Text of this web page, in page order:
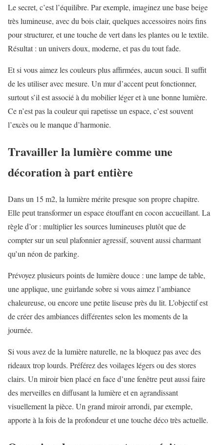
Le secret, c’est l’équilibre. Par exemple, imaginez une base beige
très lumineuse, avec du bois clair, quelques accessoires noirs fins
pour structurer, et une touche de vert dans les plantes ou le textile.
Résultat : un univers doux, moderne, et pas du tout fade.
Et si vous aimez les couleurs plus affirmées, aucun souci. Il suffit
de les utiliser avec mesure. Un mur d’accent peut fonctionner,
surtout s’il est associé à du mobilier léger et à une bonne lumière.
Ce n’est pas la couleur qui rapetisse un espace, c’est souvent
l’excès ou le manque d’harmonie.
Travailler la lumière comme une
décoration à part entière
Dans un 15 m2, la lumière mérite presque son propre chapitre.
Elle peut transformer un espace étouffant en cocon accueillant. La
règle d’or : multiplier les sources lumineuses plutôt que de
compter sur un seul plafonnier agressif, souvent aussi charmant
qu’un néon de parking.
Prévoyez plusieurs points de lumière douce : une lampe de table,
une applique, une guirlande sobre si vous aimez l’ambiance
chaleureuse, ou encore une petite liseuse près du lit. L’objectif est
de créer des ambiances différentes selon les moments de la
journée.
Si vous avez de la lumière naturelle, ne la bloquez pas avec des
rideaux trop lourds. Préférez des voilages légers ou des stores
clairs. Un miroir bien placé en face d’une fenêtre peut aussi faire
des merveilles en diffusant la lumière et en agrandissant
visuellement la pièce. Un grand miroir arrondi, par exemple,
apporte à la fois de la profondeur et une touche déco très actuelle.